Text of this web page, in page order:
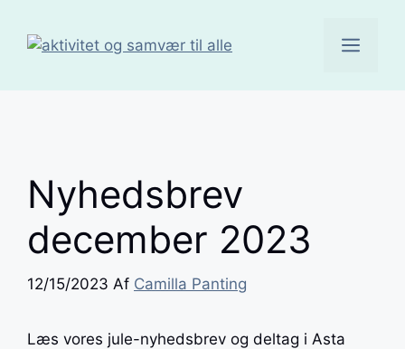
indhold
Nyhedsbrev
december 2023
12/15/2023 Af Camilla Panting
Læs vores jule-nyhedsbrev og deltag i Asta